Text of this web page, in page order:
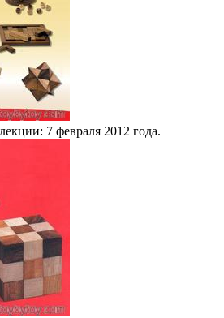
7 февраля 2012 года.